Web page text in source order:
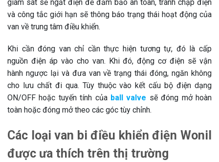
giám sát sẽ ngắt điện để đảm bảo an toàn, tránh chập điện
và công tắc giới hạn sẽ thông báo trạng thái hoạt động của
van về trung tâm điều khiển.
Khi cần đóng van chỉ cần thực hiện tương tự, đó là cấp
nguồn điện áp vào cho van. Khi đó, động cơ điện sẽ vận
hành ngược lại và đưa van về trạng thái đóng, ngăn không
cho lưu chất đi qua. Tùy thuộc vào kết cấu bộ điện dạng
ON/OFF hoặc tuyến tính của ball valve sẽ đóng mở hoàn
toàn hoặc đóng mở theo các góc tùy chỉnh.
Các loại van bi điều khiển điện Wonil
được ưa thích trên thị trường